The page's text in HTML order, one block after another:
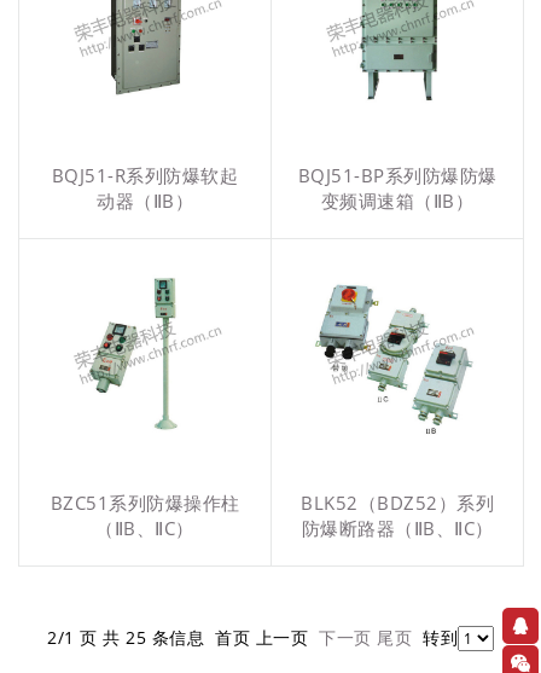
BQJ51-R系列防爆软起
动器（ⅡB）
BQJ51-BP系列防爆防爆
变频调速箱（ⅡB）
BZC51系列防爆操作柱
（ⅡB、ⅡC）
BLK52（BDZ52）系列
防爆断路器（ⅡB、ⅡC）
2/1 页 共 25 条信息 首页 上一页 下一页 尾页 转到